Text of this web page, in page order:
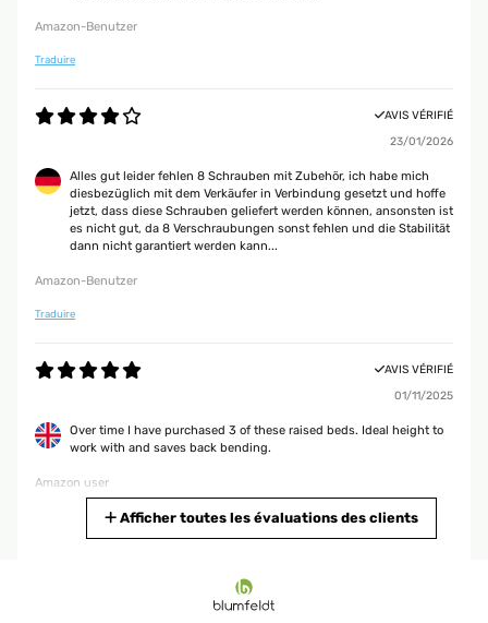
Amazon-Benutzer
Traduire
AVIS VÉRIFIÉ
23/01/2026
Alles gut leider fehlen 8 Schrauben mit Zubehör, ich habe mich
diesbezüglich mit dem Verkäufer in Verbindung gesetzt und hoffe
jetzt, dass diese Schrauben geliefert werden können, ansonsten ist
es nicht gut, da 8 Verschraubungen sonst fehlen und die Stabilität
dann nicht garantiert werden kann...
Amazon-Benutzer
Traduire
AVIS VÉRIFIÉ
01/11/2025
Over time I have purchased 3 of these raised beds. Ideal height to
work with and saves back bending.
Amazon user
Afficher toutes les évaluations des clients